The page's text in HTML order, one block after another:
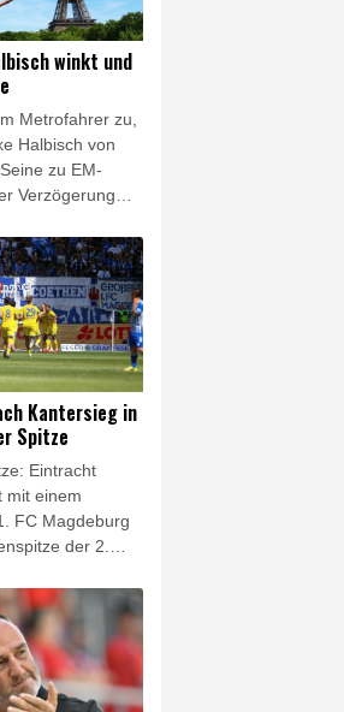
Krankenhaus in
winkt und
Metrofahrer zu,
Halbisch von
zu EM-
Verzögerung
letzten
in Paris noch
dritten Platz.
Kantersieg in
Spitze
Eintracht
mit einem
FC Magdeburg
der 2.
Halbzeit hieß
für die klar
Kurios: Auch im
mit einem
gestartet,